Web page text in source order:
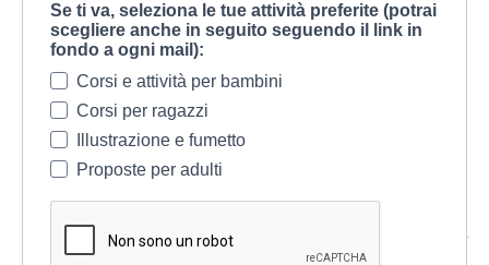
Se ti va, seleziona le tue attività preferite (potrai
scegliere anche in seguito seguendo il link in
fondo a ogni mail):
Corsi e attività per bambini
Corsi per ragazzi
Illustrazione e fumetto
Proposte per adulti